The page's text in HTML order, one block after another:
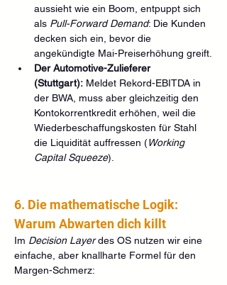
aussieht wie ein Boom, entpuppt sich
als Pull-Forward Demand: Die Kunden
decken sich ein, bevor die
angekündigte Mai-Preiserhöhung greift.
Der Automotive-Zulieferer
(Stuttgart): Meldet Rekord-EBITDA in
der BWA, muss aber gleichzeitig den
Kontokorrentkredit erhöhen, weil die
Wiederbeschaffungskosten für Stahl
die Liquidität auffressen (Working
Capital Squeeze).
6. Die mathematische Logik:
Warum Abwarten dich killt
Im Decision Layer des OS nutzen wir eine
einfache, aber knallharte Formel für den
Margen-Schmerz: